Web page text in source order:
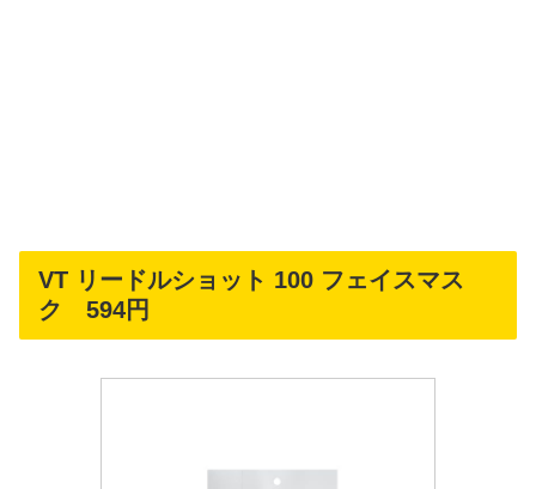
VT リードルショット 100 フェイスマス
ク 594円